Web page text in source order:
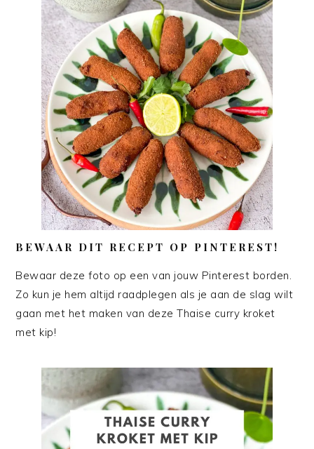
BEWAAR DIT RECEPT OP PINTEREST!
Bewaar deze foto op een van jouw Pinterest borden.
Zo kun je hem altijd raadplegen als je aan de slag wilt
gaan met het maken van deze Thaise curry kroket
met kip!